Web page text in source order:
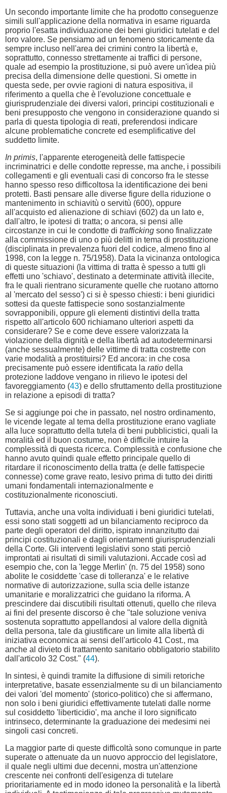
Un secondo importante limite che ha prodotto conseguenze
simili sull'applicazione della normativa in esame riguarda
proprio l'esatta individuazione dei beni giuridici tutelati e del
loro valore. Se pensiamo ad un fenomeno storicamente da
sempre incluso nell'area dei crimini contro la libertà e,
soprattutto, connesso strettamente ai traffici di persone,
quale ad esempio la prostituzione, si può avere un'idea più
precisa della dimensione delle questioni. Si omette in
questa sede, per ovvie ragioni di natura espositiva, il
riferimento a quella che è l'evoluzione concettuale e
giurisprudenziale dei diversi valori, principi costituzionali e
beni presupposto che vengono in considerazione quando si
parla di questa tipologia di reati, preferendosi indicare
alcune problematiche concrete ed esemplificative del
suddetto limite.
In primis, l'apparente eterogeneità delle fattispecie
incriminatrici e delle condotte represse, ma anche, i possibili
collegamenti e gli eventuali casi di concorso fra le stesse
hanno spesso reso difficoltosa la identificazione dei beni
protetti. Basti pensare alle diverse figure della riduzione o
mantenimento in schiavitù o servitù (600), oppure
all'acquisto ed alienazione di schiavi (602) da un lato e,
dall'altro, le ipotesi di tratta; o ancora, si pensi alle
circostanze in cui le condotte di trafficking sono finalizzate
alla commissione di uno o più delitti in tema di prostituzione
(disciplinata in prevalenza fuori del codice, almeno fino al
1998, con la legge n. 75/1958). Data la vicinanza ontologica
di queste situazioni (la vittima di tratta è spesso a tutti gli
effetti uno 'schiavo', destinato a determinate attività illecite,
fra le quali rientrano sicuramente quelle che ruotano attorno
al 'mercato del sesso') ci si è spesso chiesti: i beni giuridici
sottesi da queste fattispecie sono sostanzialmente
sovrapponibili, oppure gli elementi distintivi della tratta
rispetto all'articolo 600 richiamano ulteriori aspetti da
considerare? Se e come deve essere valorizzata la
violazione della dignità e della libertà ad autodeterminarsi
(anche sessualmente) delle vittime di tratta costrette con
varie modalità a prostituirsi? Ed ancora: in che cosa
precisamente può essere identificata la ratio della
protezione laddove vengano in rilievo le ipotesi del
favoreggiamento (43) e dello sfruttamento della prostituzione
in relazione a episodi di tratta?
Se si aggiunge poi che in passato, nel nostro ordinamento,
le vicende legate al tema della prostituzione erano vagliate
alla luce soprattutto della tutela di beni pubblicistici, quali la
moralità ed il buon costume, non è difficile intuire la
complessità di questa ricerca. Complessità e confusione che
hanno avuto quindi quale effetto principale quello di
ritardare il riconoscimento della tratta (e delle fattispecie
connesse) come grave reato, lesivo prima di tutto dei diritti
umani fondamentali internazionalmente e
costituzionalmente riconosciuti.
Tuttavia, anche una volta individuati i beni giuridici tutelati,
essi sono stati soggetti ad un bilanciamento reciproco da
parte degli operatori del diritto, ispirato innanzitutto dai
principi costituzionali e dagli orientamenti giurisprudenziali
della Corte. Gli interventi legislativi sono stati perciò
improntati ai risultati di simili valutazioni. Accade così ad
esempio che, con la 'legge Merlin' (n. 75 del 1958) sono
abolite le cosiddette 'case di tolleranza' e le relative
normative di autorizzazione, sulla scia delle istanze
umanitarie e moralizzatrici che guidano la riforma. A
prescindere dai discutibili risultati ottenuti, quello che rileva
ai fini del presente discorso è che "tale soluzione veniva
sostenuta soprattutto appellandosi al valore della dignità
della persona, tale da giustificare un limite alla libertà di
iniziativa economica ai sensi dell'articolo 41 Cost., ma
anche al divieto di trattamento sanitario obbligatorio stabilito
dall'articolo 32 Cost." (44).
In sintesi, è quindi tramite la diffusione di simili retoriche
interpretative, basate essenzialmente su di un bilanciamento
dei valori 'del momento' (storico-politico) che si affermano,
non solo i beni giuridici effettivamente tutelati dalle norme
sul cosiddetto 'liberticidio', ma anche il loro significato
intrinseco, determinante la graduazione dei medesimi nei
singoli casi concreti.
La maggior parte di queste difficoltà sono comunque in parte
superate o attenuate da un nuovo approccio del legislatore,
il quale negli ultimi due decenni, mostra un'attenzione
crescente nei confronti dell'esigenza di tutelare
prioritariamente ed in modo idoneo la personalità e la libertà